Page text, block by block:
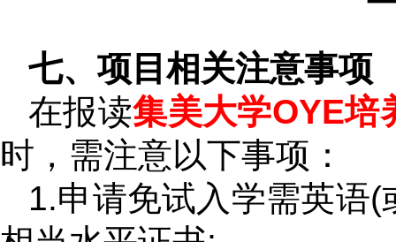
七、项目相关注意事项
在报读集美大学OYE培
时，需注意以下事项：
1.申请免试入学需英语